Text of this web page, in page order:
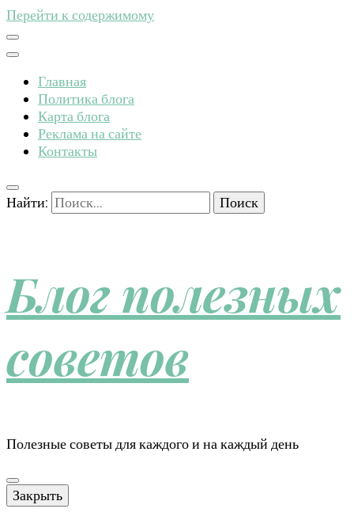
Перейти к содержимому
Главная
Политика блога
Карта блога
Реклама на сайте
Контакты
Найти:
Блог полезных
советов
Полезные советы для каждого и на каждый день
Закрыть